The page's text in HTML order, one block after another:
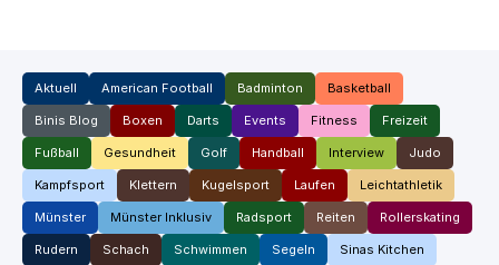
Aktuell American Football Badminton Basketball
Binis Blog Boxen Darts Events Fitness Freizeit
Fußball Gesundheit Golf Handball Interview Judo
Kampfsport Klettern Kugelsport Laufen Leichtathletik
Münster Münster Inklusiv Radsport Reiten Rollerskating
Rudern Schach Schwimmen Segeln Sinas Kitchen